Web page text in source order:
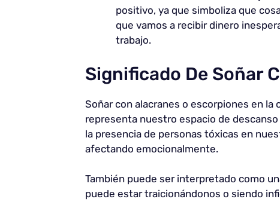
positivo, ya que simboliza que
que vamos a recibir dinero
trabajo.
Significado De Soñar
Soñar con alacranes o escorpiones en
representa nuestro espacio de
la presencia de personas tóxicas en
afectando emocionalmente.
También puede ser interpretado como
puede estar traicionándonos o siendo